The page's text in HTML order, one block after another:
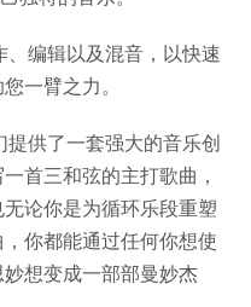
编辑以及混音，以快速
一臂之力。
供了一套强大的音乐创
首三和弦的主打歌曲，
论你是为循环乐段重塑
你都能通过任何你想使
想变成一部部曼妙杰